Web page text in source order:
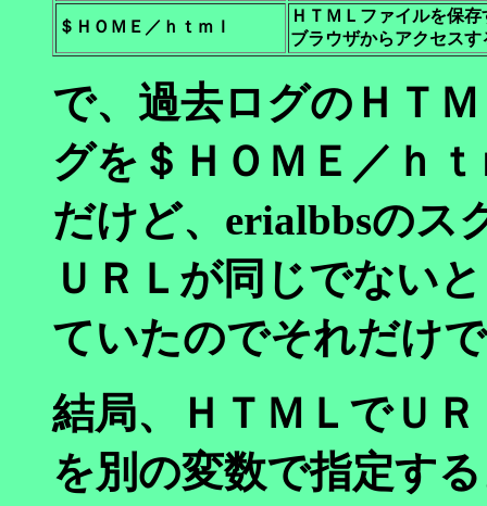
＄ＨＯＭＥ／ｈｔｍｌ
ＨＴＭＬファイルを保
ブラウザからアクセスす
で、過去ログのＨＴ
グを＄ＨＯＭＥ／ｈ
だけど、erialbbsのス
ＵＲＬが同じでない
ていたのでそれだけ
結局、ＨＴＭＬでＵ
を別の変数で指定す